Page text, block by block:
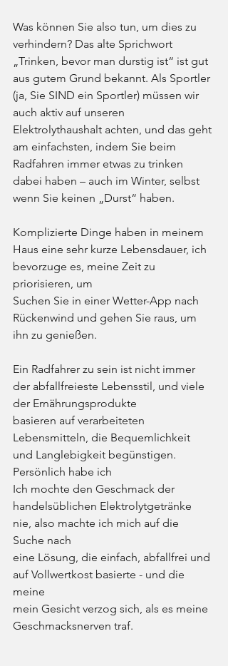
Was können Sie also tun, um dies zu
verhindern? Das alte Sprichwort
„Trinken, bevor man durstig ist“ ist gut
aus gutem Grund bekannt. Als Sportler
(ja, Sie SIND ein Sportler) müssen wir
auch aktiv auf unseren
Elektrolythaushalt achten, und das geht
am einfachsten, indem Sie beim
Radfahren immer etwas zu trinken
dabei haben – auch im Winter, selbst
wenn Sie keinen „Durst“ haben.
Komplizierte Dinge haben in meinem
Haus eine sehr kurze Lebensdauer, ich
bevorzuge es, meine Zeit zu
priorisieren, um
Suchen Sie in einer Wetter-App nach
Rückenwind und gehen Sie raus, um
ihn zu genießen.
Ein Radfahrer zu sein ist nicht immer
der abfallfreieste Lebensstil, und viele
der Ernährungsprodukte
basieren auf verarbeiteten
Lebensmitteln, die Bequemlichkeit
und Langlebigkeit begünstigen.
Persönlich habe ich
Ich mochte den Geschmack der
handelsüblichen Elektrolytgetränke
nie, also machte ich mich auf die
Suche nach
eine Lösung, die einfach, abfallfrei und
auf Vollwertkost basierte - und die
meine
mein Gesicht verzog sich, als es meine
Geschmacksnerven traf.